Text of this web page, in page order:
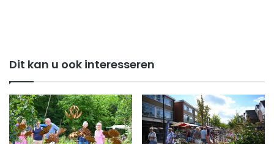
Dit kan u ook interesseren